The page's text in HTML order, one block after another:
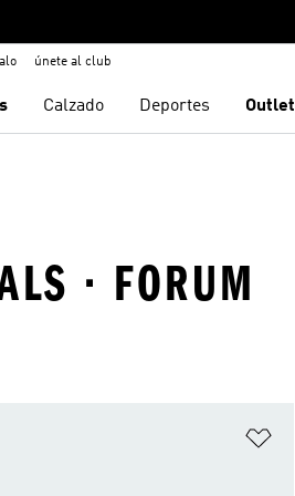
únete al club
Calzado Deportes Outlet
· FORUM